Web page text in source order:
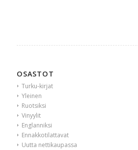
OSASTOT
Turku-kirjat
Yleinen
Ruotsiksi
Vinyylit
Englanniksi
Ennakkotilattavat
Uutta nettikaupassa